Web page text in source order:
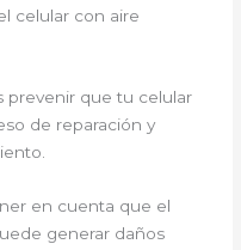
celular con aire
prevenir que tu celular
de reparación y
en cuenta que el
generar daños